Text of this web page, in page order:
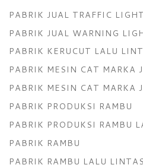
PABRIK JUAL TRAFFIC LIGHT
PABRIK JUAL WARNING
PABRIK KERUCUT LALU
PABRIK MESIN CAT MARKA
PABRIK MESIN CAT MARKA
PABRIK PRODUKSI RAMBU
PABRIK PRODUKSI RAMBU
PABRIK RAMBU
PABRIK RAMBU LALU LINTAS